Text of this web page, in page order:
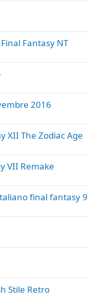
Fantasy NT
2016
XII The Zodiac Age
VII Remake
final fantasy
Stile Retro